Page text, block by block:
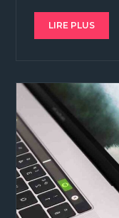
LIRE PLUS